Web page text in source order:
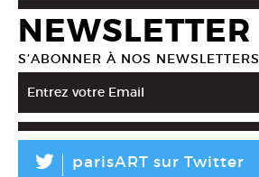
NEWSLETTER
S’ABONNER À NOS NEWSLETTERS
L parisART sur Twitter